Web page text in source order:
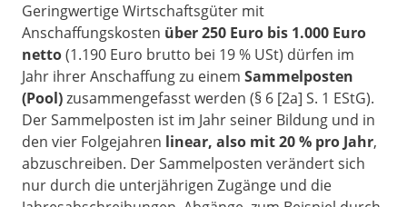
Geringwertige Wirtschaftsgüter mit
Anschaffungskosten über 250 Euro bis 1.000 Euro
netto(1.190 Euro brutto bei 19 % USt) dürfen im
Jahr ihrer Anschaffung zu einem Sammelposten
(Pool)zusammengefasst werden (§ 6 [2a] S. 1 EStG).
Der Sammelposten ist im Jahr seiner Bildung und in
den vier Folgejahren linear, also mit 20 % pro Jahr,
abzuschreiben. Der Sammelposten verändert sich
nur durch die unterjährigen Zugänge und die